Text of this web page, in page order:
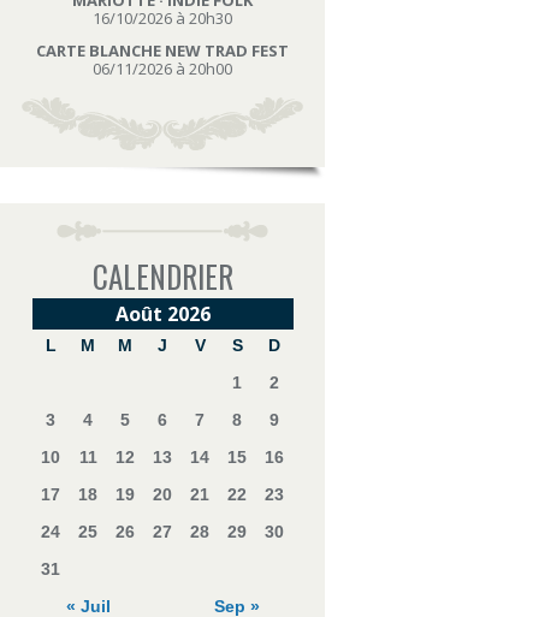
16/10/2026 à 20h30
CARTE BLANCHE NEW TRAD FEST
06/11/2026 à 20h00
CALENDRIER
Août 2026
L M M J V S
D
1
2
3
4 5 6 7 8
9
10
11 12 13 14 15
16
17
18 19 20 21 22
23
24
25 26 27 28 29
30
31
« Juil
Sep »